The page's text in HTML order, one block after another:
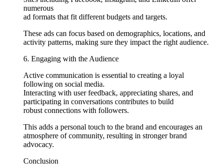
numerous
ad formats that fit different budgets and targets.
These ads can focus based on demographics, locations, and
activity patterns, making sure they impact the right audience.
6. Engaging with the Audience
Active communication is essential to creating a loyal
following on social media.
Interacting with user feedback, appreciating shares, and
participating in conversations contributes to build
robust connections with followers.
This adds a personal touch to the brand and encourages an
atmosphere of community, resulting in stronger brand
advocacy.
Conclusion